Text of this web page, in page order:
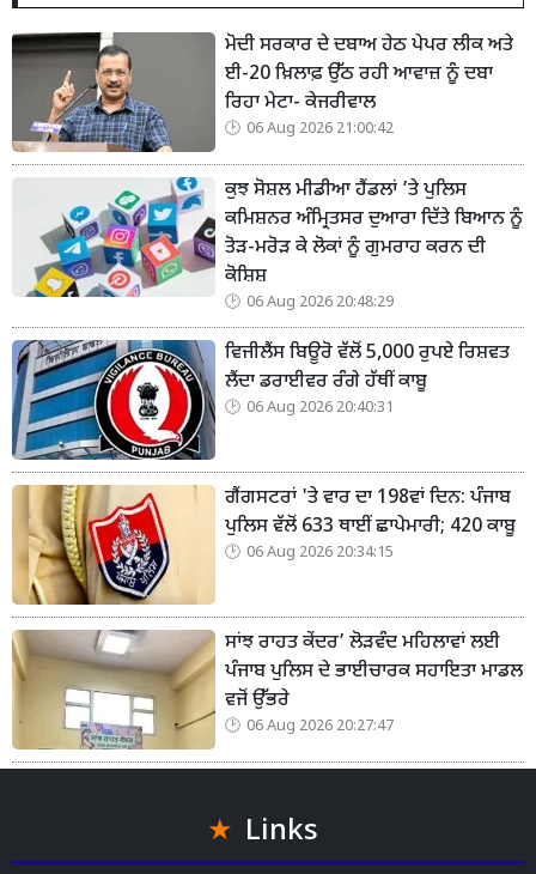
ਮੋਦੀ ਸਰਕਾਰ ਦੇ ਦਬਾਅ ਹੇਠ ਪੇਪਰ ਲੀਕ ਅਤੇ
ਈ-20 ਖ਼ਿਲਾਫ਼ ਉੱਠ ਰਹੀ ਆਵਾਜ਼ ਨੂੰ ਦਬਾ
ਰਿਹਾ ਮੇਟਾ- ਕੇਜਰੀਵਾਲ
06 Aug 2026 21:00:42
ਕੁਝ ਸੋਸ਼ਲ ਮੀਡੀਆ ਹੈਂਡਲਾਂ ’ਤੇ ਪੁਲਿਸ
ਕਮਿਸ਼ਨਰ ਅੰਮ੍ਰਿਤਸਰ ਦੁਆਰਾ ਦਿੱਤੇ ਬਿਆਨ ਨੂੰ
ਤੋੜ-ਮਰੋੜ ਕੇ ਲੋਕਾਂ ਨੂੰ ਗੁਮਰਾਹ ਕਰਨ ਦੀ
ਕੋਸ਼ਿਸ਼
06 Aug 2026 20:48:29
ਵਿਜੀਲੈਂਸ ਬਿਊਰੋ ਵੱਲੋਂ 5,000 ਰੁਪਏ ਰਿਸ਼ਵਤ
ਲੈਂਦਾ ਡਰਾਈਵਰ ਰੰਗੇ ਹੱਥੀਂ ਕਾਬੂ
06 Aug 2026 20:40:31
ਗੈਂਗਸਟਰਾਂ 'ਤੇ ਵਾਰ ਦਾ 198ਵਾਂ ਦਿਨ: ਪੰਜਾਬ
ਪੁਲਿਸ ਵੱਲੋਂ 633 ਥਾਈਂ ਛਾਪੇਮਾਰੀ; 420 ਕਾਬੂ
06 Aug 2026 20:34:15
ਸਾਂਝ ਰਾਹਤ ਕੇਂਦਰ’ ਲੋੜਵੰਦ ਮਹਿਲਾਵਾਂ ਲਈ
ਪੰਜਾਬ ਪੁਲਿਸ ਦੇ ਭਾਈਚਾਰਕ ਸਹਾਇਤਾ ਮਾਡਲ
ਵਜੋਂ ਉੱਭਰੇ
06 Aug 2026 20:27:47
Links